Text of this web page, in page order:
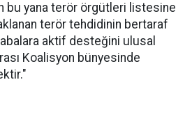
bu yana terör örgütleri listesine
terör tehdidinin bertaraf
aktif desteğini ulusal
Koalisyon bünyesinde